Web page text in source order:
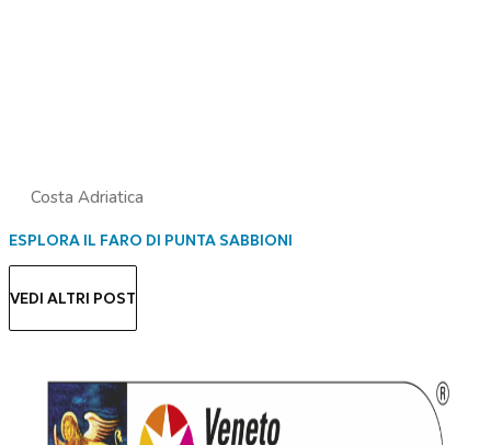
Costa Adriatica
ESPLORA IL FARO DI PUNTA SABBIONI
VEDI ALTRI POST